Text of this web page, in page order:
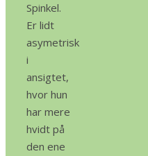
Spinkel.
Er lidt
asymetrisk
i
ansigtet,
hvor hun
har mere
hvidt på
den ene